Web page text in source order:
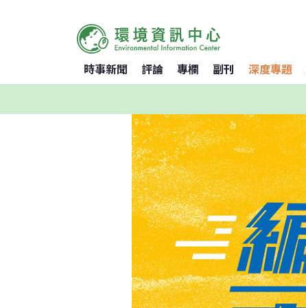
時事新聞 評論 專欄 副刊 深度專題